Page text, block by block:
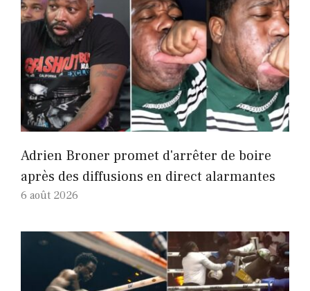
Adrien Broner promet d'arrêter de boire
après des diffusions en direct alarmantes
6 août 2026